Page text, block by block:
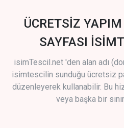
ÜCRETSİZ
SAYFASI
isimTescil.net 'den alan adı
isimtescilin sunduğu ücretsiz
düzenleyerek kullanabilir. Bu
veya başka bir